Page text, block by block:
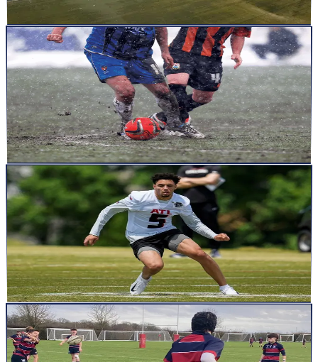
articles2 févr. 20267min
Pourquoi la variabilité n’est pas une option: et
pourquoi répéter “proprement” peut parfois
t’empêcher d’apprendre
Salut L’athlète, le coach, le passionné de performance, Cette
semaine, j&rsquo;ai eu un footballeur qui m&rsquo;a sorti ...
Lire la suite
articles2 févr. 2026 min
Pourquoi “faire plus d’efforts” ne résout souvent
rien : le rôle invisible de l’information dans le
mouvement
Salut L’athlète, le coach, le passionné de performance, Il y a une
phrase que j’entends souvent chez les sportifs. « Je ...
Lire la suite
articles2 févr. 20264min
Pourquoi répéter un geste n’apprend pas à mieux le
réaliser